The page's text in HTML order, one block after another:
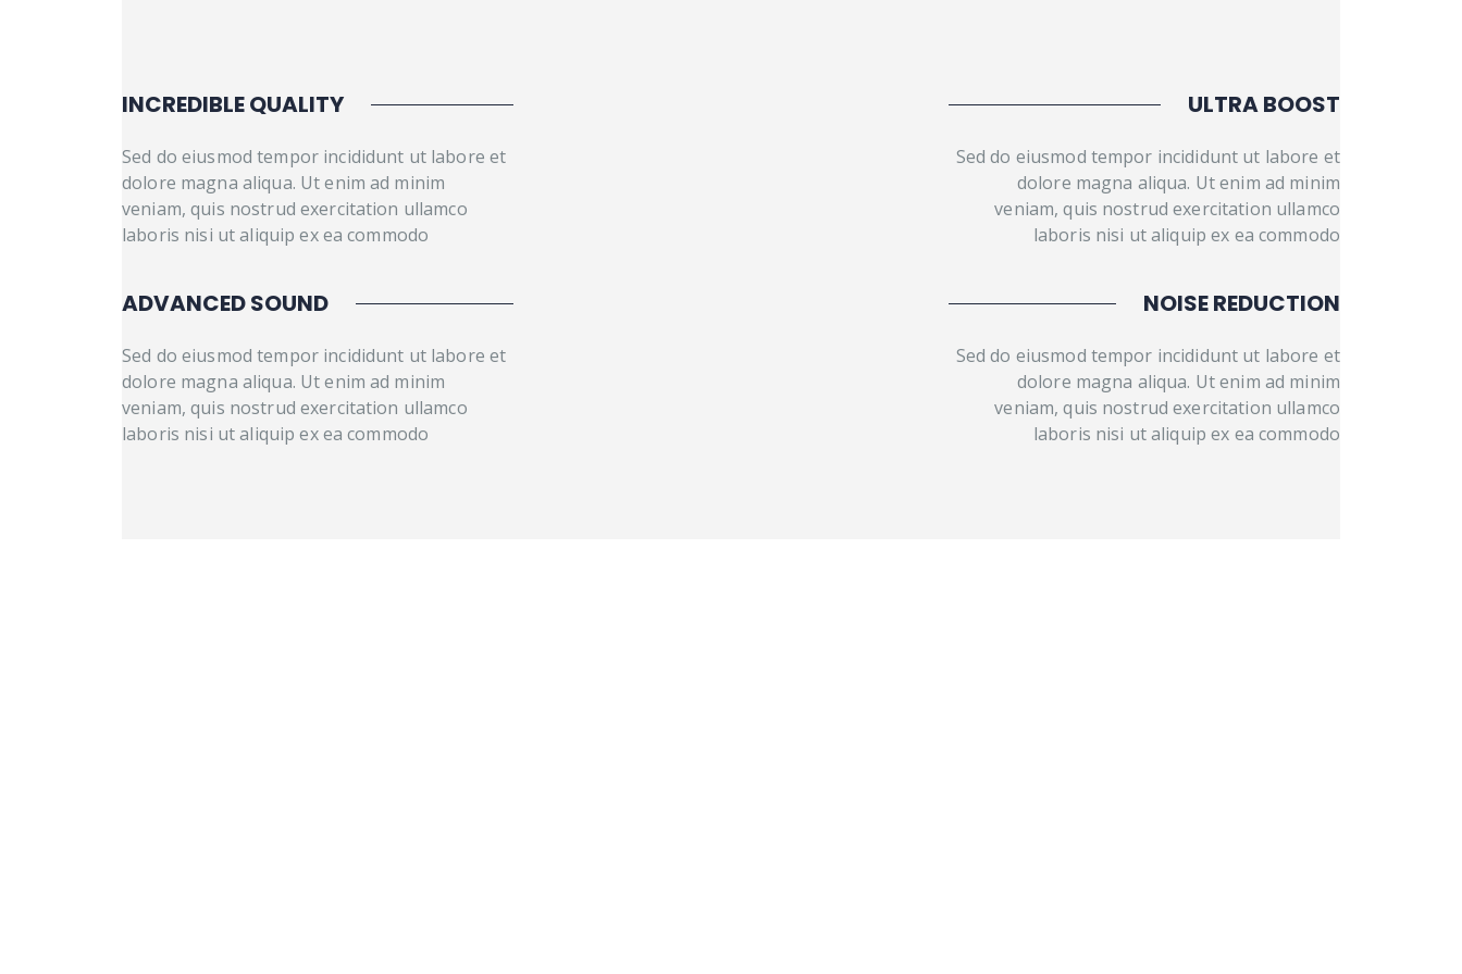
INCREDIBLE QUALITY
Sed do eiusmod tempor incididunt ut labore et
dolore magna aliqua. Ut enim ad minim
veniam, quis nostrud exercitation ullamco
laboris nisi ut aliquip ex ea commodo
ADVANCED SOUND
Sed do eiusmod tempor incididunt ut labore et
dolore magna aliqua. Ut enim ad minim
veniam, quis nostrud exercitation ullamco
laboris nisi ut aliquip ex ea commodo
ULTRA BOOST
Sed do eiusmod tempor incididunt ut labore et
dolore magna aliqua. Ut enim ad minim
veniam, quis nostrud exercitation ullamco
laboris nisi ut aliquip ex ea commodo
NOISE REDUCTION
Sed do eiusmod tempor incididunt ut labore et
dolore magna aliqua. Ut enim ad minim
veniam, quis nostrud exercitation ullamco
laboris nisi ut aliquip ex ea commodo